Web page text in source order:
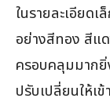
ในรายละเอียด
อย่างสีทอง สีแ
ครอบคลุมมาก
ปรับเปลี่ยนให้เข้